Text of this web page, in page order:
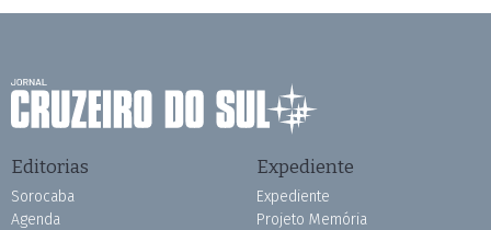
Editorias
Sorocaba
Agenda
Expediente
Expediente
Projeto Memória